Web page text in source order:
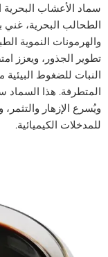
سماد الأعشاب
الطحالب البحرية، غني
والهرمونات النموية
تطوير الجذور، ويعزز
النبات للضغوط
المتطرفة. هذا
ويُسرع الإزهار
للمدخلات الكيميائية.